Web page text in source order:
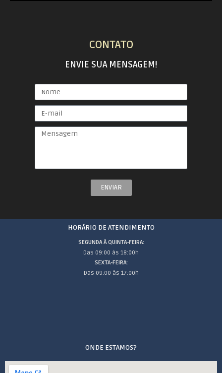
CONTATO
ENVIE SUA MENSAGEM!
ENVIAR
HORÁRIO DE ATENDIMENTO
SEGUNDA À QUINTA-FEIRA:
Das 09:00 às 18:00h
SEXTA-FEIRA:
Das 09:00 às 17:00h
ONDE ESTAMOS?